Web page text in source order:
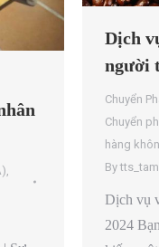
Dịch
người
Chuyển
Chuyển
hàng
By
Dịch vụ
2024